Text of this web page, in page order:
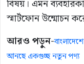
বিষয়। এমন
স্মার্টফোন উন্মোচন
আরও পড়ুন-
আনছে একগুচ্ছ নতুন পণ্য